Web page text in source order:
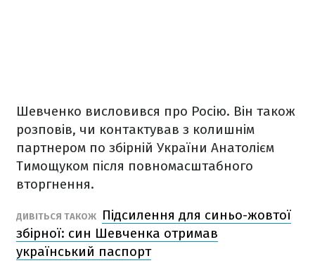
Шевченко висловився про Росію. Він також
розповів, чи контактував з колишнім
партнером по збірній України Анатолієм
Тимощуком після повномасштабного
вторгнення.
ДИВІТЬСЯ ТАКОЖ
Підсилення для синьо-жовтої
збірної: син Шевченка отримав
український паспорт